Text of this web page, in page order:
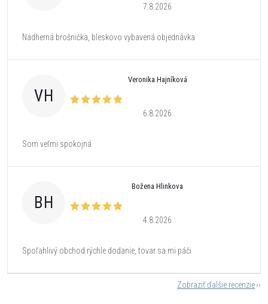
7.8.2026
Nádherná brošnička, bleskovo vybavená objednávka
VH
Veronika Hajníková
6.8.2026
Som veľmi spokojná
BH
Božena Hlinkova
4.8.2026
Spoľahlivý obchod rýchle dodanie, tovar sa mi páči
Zobraziť ďalšie recenzie